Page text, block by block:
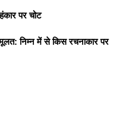
पर चोट
निम्न में से किस रचनाकार पर